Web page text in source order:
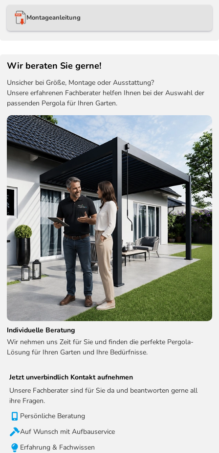
Montageanleitung
Wir beraten Sie gerne!
Unsicher bei Größe, Montage oder Ausstattung?
Unsere erfahrenen Fachberater helfen Ihnen bei der Auswahl der
passenden Pergola für Ihren Garten.
Individuelle Beratung
Wir nehmen uns Zeit für Sie und finden die perfekte Pergola-
Lösung für Ihren Garten und Ihre Bedürfnisse.
Jetzt unverbindlich Kontakt aufnehmen
Unsere Fachberater sind für Sie da und beantworten gerne all
ihre Fragen.
Persönliche Beratung
Auf Wunsch mit Aufbauservice
Erfahrung & Fachwissen